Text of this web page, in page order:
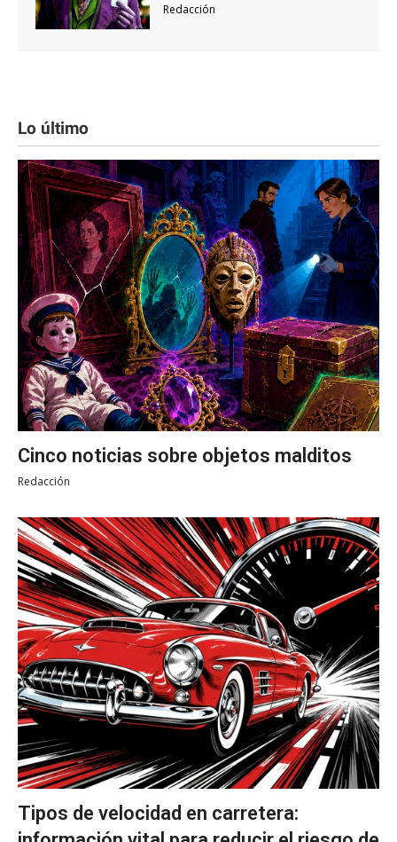
Redacción
Lo último
Cinco noticias sobre objetos malditos
Redacción
Tipos de velocidad en carretera: